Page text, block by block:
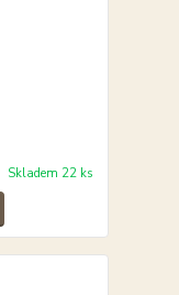
Skladem 22 ks